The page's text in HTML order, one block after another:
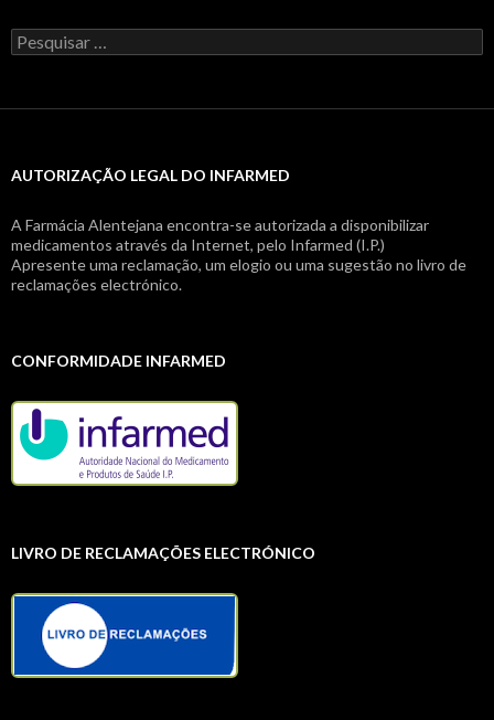
Pesquisar
por:
AUTORIZAÇÃO LEGAL DO INFARMED
A Farmácia Alentejana encontra-se autorizada a disponibilizar
medicamentos através da Internet, pelo Infarmed (I.P.)
Apresente uma reclamação, um elogio ou uma sugestão no livro de
reclamações electrónico.
CONFORMIDADE INFARMED
LIVRO DE RECLAMAÇÕES ELECTRÓNICO